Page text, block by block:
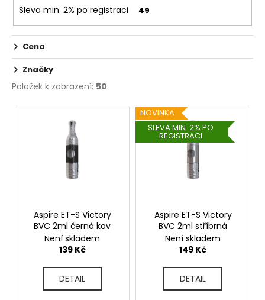
Sleva min. 2% po registraci 49
Cena
Značky
Položek k zobrazení: 50
V
Aspire ET-S Victory
BVC 2ml černá kov
Není skladem
139 Kč
DETAIL
NOVINKA
SLEVA MIN. 2% PO
REGISTRACI
Aspire ET-S Victory
BVC 2ml stříbrná
Není skladem
149 Kč
DETAIL
LIQUID
DEKANG
PINEAPPLE
10ML
-
(ANANAS)